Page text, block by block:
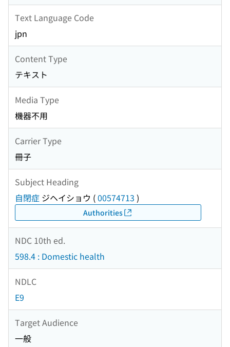
Text Language Code
jpn
Content Type
テキスト
Media Type
機器不用
Carrier Type
冊子
Subject Heading
自閉症 ジヘイショウ (00574713 )
Authorities
NDC 10th ed.
598.4 : Domestic health
NDLC
E9
Target Audience
一般